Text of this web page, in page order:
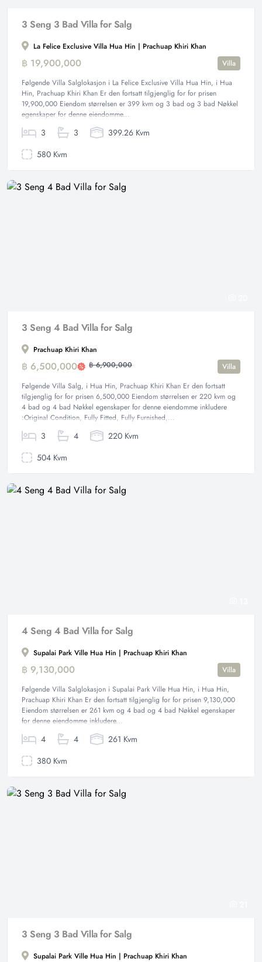
3 Seng 3 Bad Villa for Salg
La Felice Exclusive Villa Hua Hin | Prachuap Khiri Khan
฿ 19,900,000
Villa
Følgende Villa Salglokasjon i La Felice Exclusive Villa Hua Hin, i Hua
Hin, Prachuap Khiri Khan Er den fortsatt tilgjenglig for for prisen
19,900,000 Eiendom størrelsen er 399 kvm og 3 bad og 3 bad Nøkkel
egenskaper for denne eiendomme...
3 3
399.26 Kvm
580 Kvm
3 Seng 4 Bad Villa for Salg
Prachuap Khiri Khan
฿ 6,500,000 ฿ 6,900,000
Villa
Følgende Villa Salg, i Hua Hin, Prachuap Khiri Khan Er den fortsatt
tilgjenglig for for prisen 6,500,000 Eiendom størrelsen er 220 kvm og
4 bad og 4 bad Nøkkel egenskaper for denne eiendomme inkludere
:Original Condition, Fully Fitted, Fully Furnished,...
3 4
220 Kvm
504 Kvm
4 Seng 4 Bad Villa for Salg
Supalai Park Ville Hua Hin | Prachuap Khiri Khan
฿ 9,130,000
Villa
Følgende Villa Salglokasjon i Supalai Park Ville Hua Hin, i Hua Hin,
Prachuap Khiri Khan Er den fortsatt tilgjenglig for for prisen 9,130,000
Eiendom størrelsen er 261 kvm og 4 bad og 4 bad Nøkkel egenskaper
for denne eiendomme inkludere...
4 4
261 Kvm
380 Kvm
3 Seng 3 Bad Villa for Salg
Supalai Park Ville Hua Hin | Prachuap Khiri Khan